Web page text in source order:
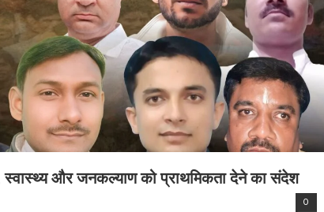
स्वास्थ्य और जनकल्याण को प्राथमिकता देने का संदेश
0